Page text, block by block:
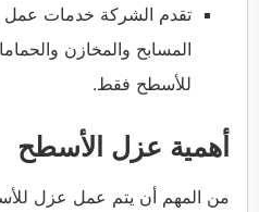
تقدم الشركة خدمات عمل
المسابح والمخازن
للأسطح فقط.
أهمية عزل الأسطح
من المهم أن يتم عمل عزل